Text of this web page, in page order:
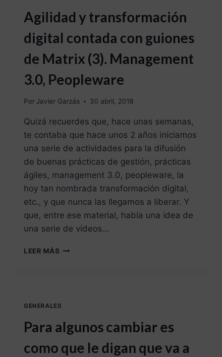
Agilidad y transformación
digital contada con guiones
de Matrix (3). Management
3.0, Peopleware
Por Javier Garzás 30 abril, 2018
Quizá recuerdes que, hace unas semanas,
te contaba que hace unos 2 años iniciamos
una serie de actividades para la difusión
de buenas prácticas de gestión, prácticas
ágiles, management 3.0, peopleware, la
hoy tan nombrada transformación digital,
etc., y que nunca las llegamos a liberar. Y
que, entre ese material, había una idea de
una serie de vídeos…
LEER MÁS
GENERALES
Para algunos cambiar es
como que le digan que va a